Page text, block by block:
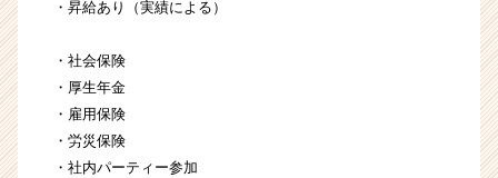
・昇給あり（実績による）
・社会保険
・厚生年金
・雇用保険
・労災保険
・社内パーティー参加